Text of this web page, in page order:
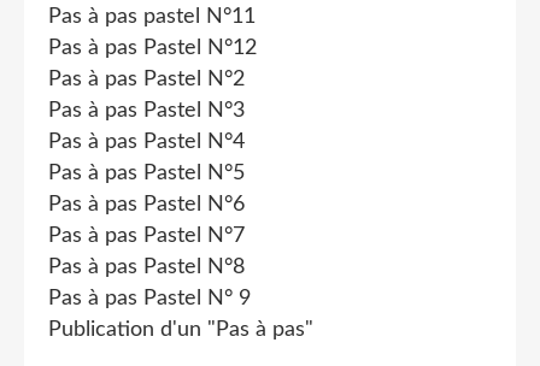
Pas à pas pastel N°11
Pas à pas Pastel N°12
Pas à pas Pastel N°2
Pas à pas Pastel N°3
Pas à pas Pastel N°4
Pas à pas Pastel N°5
Pas à pas Pastel N°6
Pas à pas Pastel N°7
Pas à pas Pastel N°8
Pas à pas Pastel N° 9
Publication d'un "Pas à pas"